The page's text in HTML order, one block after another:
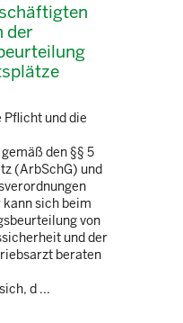
der
und die
den §§ 5
(ArbSchG) und
sich beim
von
und der
beraten
d ...